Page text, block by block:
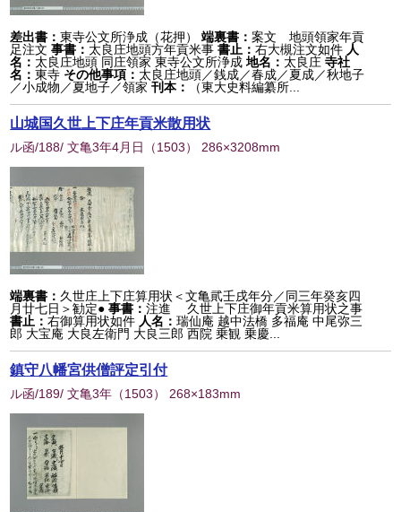
差出書：東寺公文所浄成（花押） 端裏書：案文 地頭領家年貢
足注文 事書： 太良庄地頭方年貢米事 書止：右大槻注文如件 人
名： 太良庄地頭 同庄領家 東寺公文所浄成 地名： 太良庄 寺社
名：東寺 その他事項： 太良庄地頭／銭成／春成／夏成／秋地子
／小成物／夏地子／領家 刊本： （東大史料編纂所...
山城国久世上下庄年貢米散用状
ル函/188/ 文亀3年4月日 （1503） 286×3208mm
端裏書： 久世庄上下庄算用状＜文亀貮壬戌年分／同三年癸亥四
月廿七日＞勧定● 事書：注進 久世上下庄御年貢米算用状之事
書止：右御算用状如件 人名：瑞仙庵 越中法橋 多福庵 中尾弥三
郎 大宝庵 大良左衛門 大良三郎 西院 乗観 乗慶...
鎮守八幡宮供僧評定引付
ル函/189/ 文亀3年 （1503） 268×183mm